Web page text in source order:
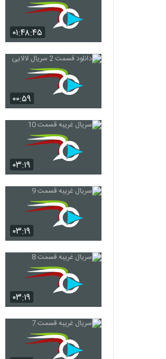
۰۱:۴۸:۴۵
۰۰:۵۹
۰۳:۱۹
۰۳:۱۹
۰۳:۱۹